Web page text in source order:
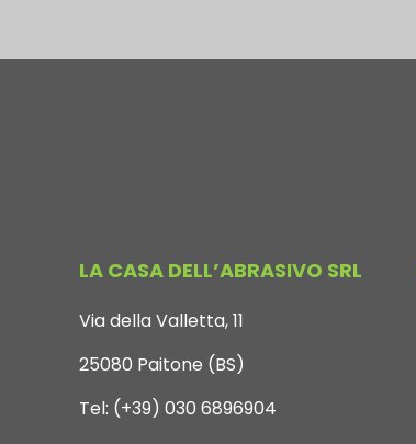
LA CASA DELL’ABRASIVO SRL
Via della Valletta, 11
25080 Paitone (BS)
Tel: (+39) 030 6896904